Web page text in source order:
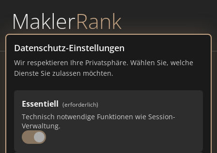
MaklerRank
powered byWAVEPOINT
Datenschutz-Einstellungen
Wir respektieren Ihre Privatsphäre. Wählen Sie, welche
Dienste Sie zulassen möchten.
Essentiell (erforderlich)
Technisch notwendige Funktionen wie Session-
Verwaltung.
K&L Projektentwicklung GmbH
klprojektentwicklung.de
600